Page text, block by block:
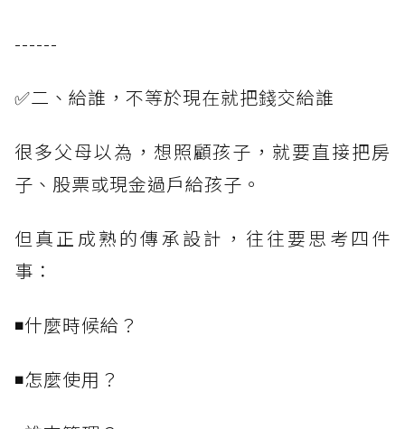
------
✅二、給誰，不等於現在就把錢交給誰
很多父母以為，想照顧孩子，就要直接把房
子、股票或現金過戶給孩子。
但真正成熟的傳承設計，往往要思考四件
事：
◾什麼時候給？
◾怎麼使用？